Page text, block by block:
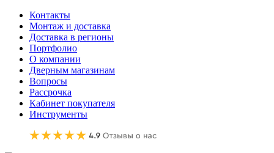
Контакты
Монтаж и доставка
Доставка в регионы
Портфолио
О компании
Дверным магазинам
Вопросы
Рассрочка
Кабинет покупателя
Инструменты